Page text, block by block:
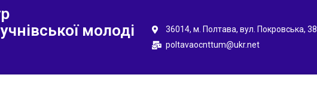
молоді
36014, м. Полтава, вул. Покровська, 38
poltavaocnttum@ukr.net